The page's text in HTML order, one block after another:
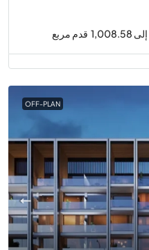
قدم مربع
OFF-PLAN